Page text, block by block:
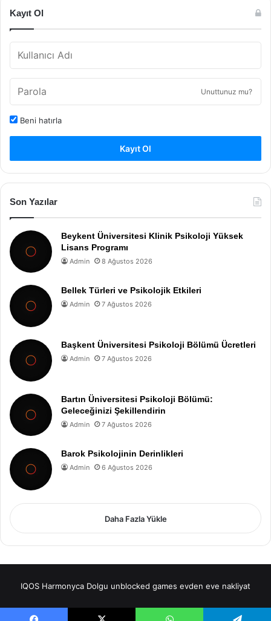
Kayıt Ol
Unuttunuz mu?
Beni hatırla
Kayıt Ol
Son Yazılar
Beykent Üniversitesi Klinik Psikoloji Yüksek
Lisans Programı
Admin 8 Ağustos 2026
Bellek Türleri ve Psikolojik Etkileri
Admin 7 Ağustos 2026
Başkent Üniversitesi Psikoloji Bölümü Ücretleri
Admin 7 Ağustos 2026
Bartın Üniversitesi Psikoloji Bölümü:
Geleceğinizi Şekillendirin
Admin 7 Ağustos 2026
Barok Psikolojinin Derinlikleri
Admin 6 Ağustos 2026
Daha Fazla Yükle
IQOS Harmonyca Dolgu unblocked games evden eve nakliyat